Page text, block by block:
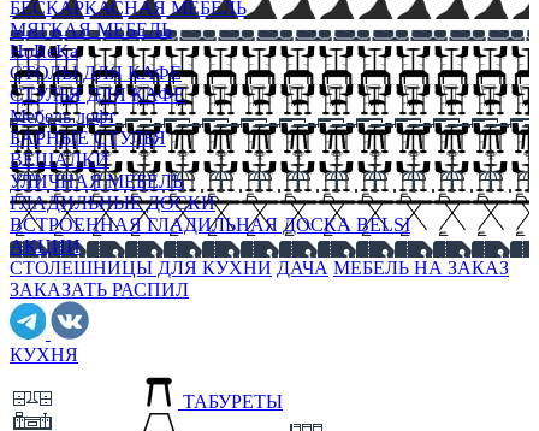
БЕСКАРКАСНАЯ МЕБЕЛЬ
МЯГКАЯ МЕБЕЛЬ
HoReKa
СТОЛЫ ДЛЯ КАФЕ
СТУЛЬЯ ДЛЯ КАФЕ
Мебель лофт
БАРНЫЕ СТУЛЬЯ
ВЕШАЛКИ
УЛИЧНАЯ МЕБЕЛЬ
ГЛАДИЛЬНЫЕ ДОСКИ
ВСТРОЕННАЯ ГЛАДИЛЬНАЯ ДОСКА BELSI
АКЦИИ
СТОЛЕШНИЦЫ ДЛЯ КУХНИ ДАЧА МЕБЕЛЬ НА ЗАКАЗ
ЗАКАЗАТЬ РАСПИЛ
КУХНЯ
ТАБУРЕТЫ